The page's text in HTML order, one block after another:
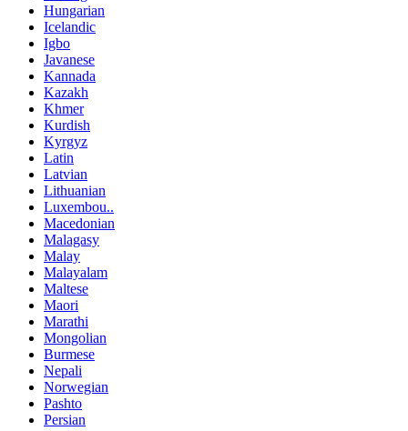
Hungarian
Icelandic
Igbo
Javanese
Kannada
Kazakh
Khmer
Kurdish
Kyrgyz
Latin
Latvian
Lithuanian
Luxembou..
Macedonian
Malagasy
Malay
Malayalam
Maltese
Maori
Marathi
Mongolian
Burmese
Nepali
Norwegian
Pashto
Persian